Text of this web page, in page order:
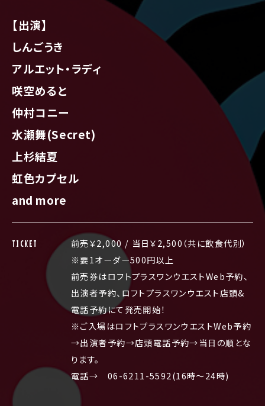
【出演】
しんごうき
アルエット・ラディ
咲空めると
仲村コニー
水瀬舞(Secret)
上杉結夏
虹色カプセル
and more
TICKET
前売￥2,000 / 当日￥2,500（共に飲食代別）
※要1オーダー500円以上
前売券はロフトプラスワンウエストWeb予約、
出演者予約、ロフトプラスワンウエスト店頭&
電話予約にて発売開始！
※ご入場はロフトプラスワンウエストWeb予約
→出演者予約→店頭電話予約→当日の順とな
ります。
電話→ 06-6211-5592(16時～24時)